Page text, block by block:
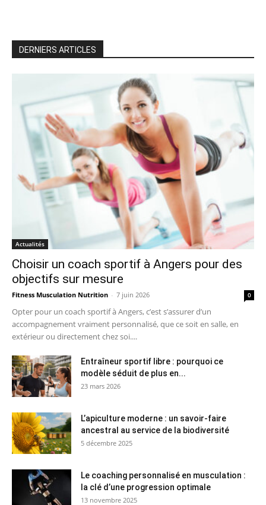
DERNIERS ARTICLES
Actualités
Choisir un coach sportif à Angers pour des
objectifs sur mesure
Fitness Musculation Nutrition - 7 juin 2026 0
Opter pour un coach sportif à Angers, c’est s’assurer d’un
accompagnement vraiment personnalisé, que ce soit en salle, en
extérieur ou directement chez soi....
Entraîneur sportif libre : pourquoi ce
modèle séduit de plus en...
23 mars 2026
L’apiculture moderne : un savoir-faire
ancestral au service de la biodiversité
5 décembre 2025
Le coaching personnalisé en musculation :
la clé d’une progression optimale
13 novembre 2025